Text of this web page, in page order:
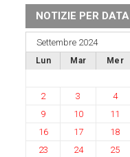
NOTIZIE PER DATA
Settembre 2024
Lun Mar Mer
2
3 4
9
10 11
16
17 18
23
24 25